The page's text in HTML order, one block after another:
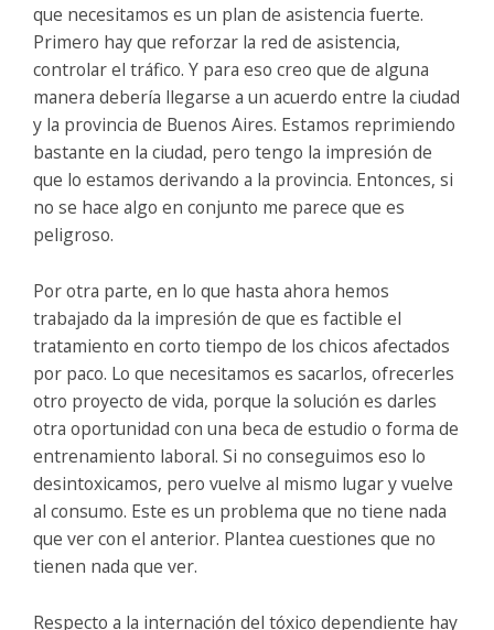
que necesitamos es un plan de asistencia fuerte.
Primero hay que reforzar la red de asistencia,
controlar el tráfico. Y para eso creo que de alguna
manera debería llegarse a un acuerdo entre la ciudad
y la provincia de Buenos Aires. Estamos reprimiendo
bastante en la ciudad, pero tengo la impresión de
que lo estamos derivando a la provincia. Entonces, si
no se hace algo en conjunto me parece que es
peligroso.
Por otra parte, en lo que hasta ahora hemos
trabajado da la impresión de que es factible el
tratamiento en corto tiempo de los chicos afectados
por paco. Lo que necesitamos es sacarlos, ofrecerles
otro proyecto de vida, porque la solución es darles
otra oportunidad con una beca de estudio o forma de
entrenamiento laboral. Si no conseguimos eso lo
desintoxicamos, pero vuelve al mismo lugar y vuelve
al consumo. Este es un problema que no tiene nada
que ver con el anterior. Plantea cuestiones que no
tienen nada que ver.
Respecto a la internación del tóxico dependiente hay